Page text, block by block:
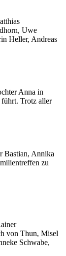
Uwe
Heller, Andreas
Anna in
Trotz aller
Bastian, Annika
zu
von Thun, Misel
Schwabe,